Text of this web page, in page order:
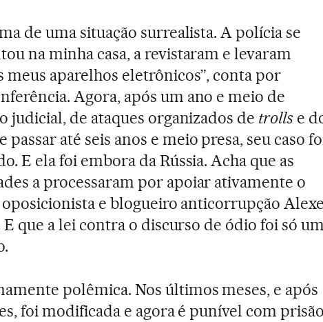
de uma situação surrealista. A polícia se
na minha casa, a revistaram e levaram
meus aparelhos eletrônicos”, conta por
Agora, após um ano e meio de
judicial, de ataques organizados de trolls e
passar até seis anos e meio presa, seu caso
E ela foi embora da Rússia. Acha que as
a processaram por apoiar ativamente o
e blogueiro anticorrupção
E que a lei contra o discurso de ódio foi só um
polêmica. Nos últimos meses, e após
foi modificada e agora é punível com prisão